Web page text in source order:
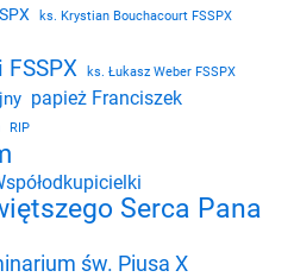
ks. Krystian Bouchacourt FSSPX
FSSPX ks. Łukasz Weber FSSPX
papież Franciszek
RIP
Serca Pana
św. Piusa X